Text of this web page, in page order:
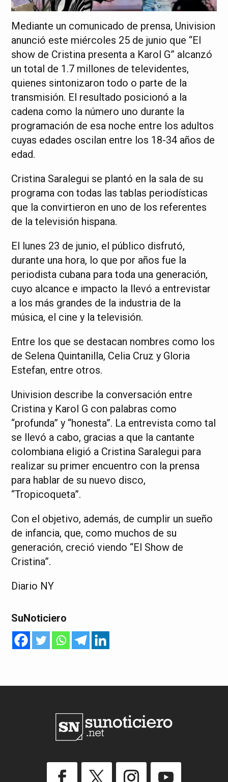
Mediante un comunicado de prensa, Univision
anunció este miércoles 25 de junio que “El
show de Cristina presenta a Karol G” alcanzó
un total de 1.7 millones de televidentes,
quienes sintonizaron todo o parte de la
transmisión. El resultado posicionó a la
cadena como la número uno durante la
programación de esa noche entre los adultos
cuyas edades oscilan entre los 18-34 años de
edad.
Cristina Saralegui se plantó en la sala de su
programa con todas las tablas periodísticas
que la convirtieron en uno de los referentes
de la televisión hispana.
El lunes 23 de junio, el público disfrutó,
durante una hora, lo que por años fue la
periodista cubana para toda una generación,
cuyo alcance e impacto la llevó a entrevistar
a los más grandes de la industria de la
música, el cine y la televisión.
Entre los que se destacan nombres como los
de Selena Quintanilla, Celia Cruz y Gloria
Estefan, entre otros.
Univision describe la conversación entre
Cristina y Karol G con palabras como
“profunda” y “honesta”. La entrevista como tal
se llevó a cabo, gracias a que la cantante
colombiana eligió a Cristina Saralegui para
realizar su primer encuentro con la prensa
para hablar de su nuevo disco,
“Tropicoqueta”.
Con el objetivo, además, de cumplir un sueño
de infancia, que, como muchos de su
generación, creció viendo “El Show de
Cristina”.
Diario NY
SuNoticiero